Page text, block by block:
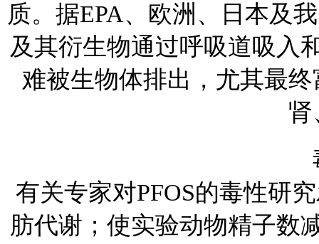
质。据EPA、欧洲、日本及
及其衍生物通过呼吸道吸入
难被生物体排出，尤其最
肾
有关专家对PFOS的毒性研
肪代谢；使实验动物精子数